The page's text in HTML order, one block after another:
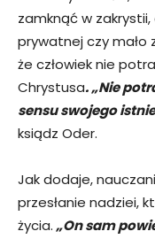
zamknąć w
prywatnej czy mało
że człowiek nie
Chrystusa. „Nie
sensu swojego
ksiądz Oder.
Jak dodaje,
przesłanie nadziei,
życia. „On sam